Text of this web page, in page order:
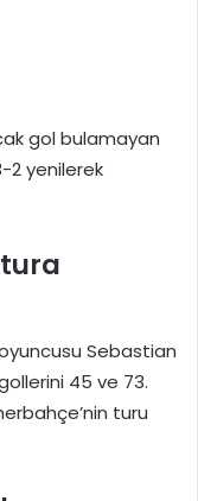
gol bulamayan
2 yenilerek
Sebastian
45 ve 73.
turu